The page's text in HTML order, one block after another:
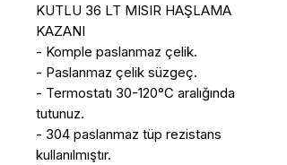
KUTLU 36 LT MISIR HAŞLAMA
KAZANI
- Komple paslanmaz çelik.
- Paslanmaz çelik süzgeç.
- Termostatı 30-120°C aralığında
tutunuz.
- 304 paslanmaz tüp rezistans
kullanılmıştır.